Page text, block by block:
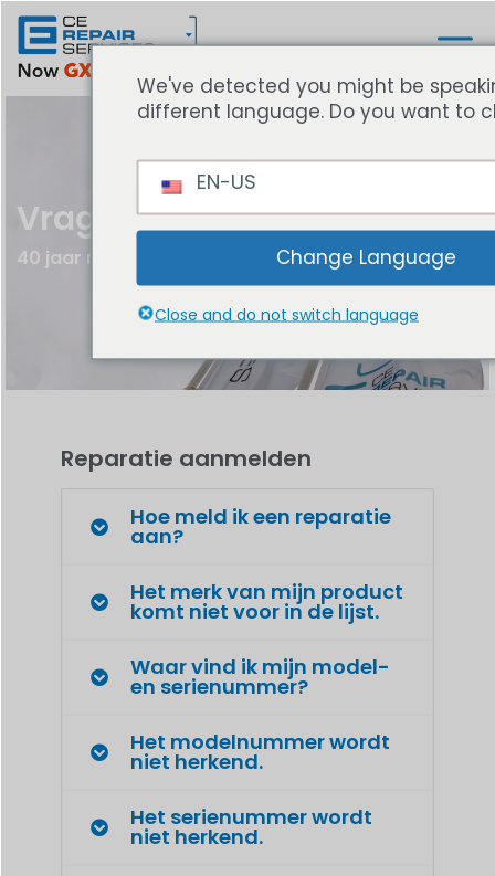
Vragen en Antwoorden
40 jaar reparatie expertise
Reparatie aanmelden
Hoe meld ik een reparatie
aan?
Het merk van mijn product
komt niet voor in de lijst.
Waar vind ik mijn model-
en serienummer?
Het modelnummer wordt
niet herkend.
Het serienummer wordt
niet herkend.
We've detected you might be
different language. Do you want to
EN-US
Change Language
Close and do not switch language